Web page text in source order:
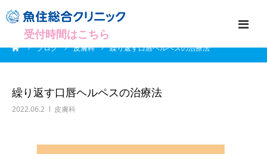
受付時間はこちら
ブログ 皮膚科 繰り返す口唇ヘルペスの治療法
繰り返す口唇ヘルペスの治療法
2022.06.2 皮膚科
お知らせ・ブログ